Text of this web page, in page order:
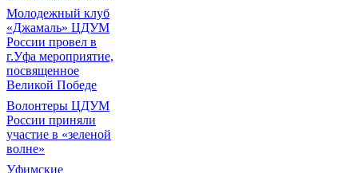
Молодежный клуб
«Джамаль» ЦДУМ
России провел в
г.Уфа мероприятие,
посвященное
Великой Победе
Волонтеры ЦДУМ
России приняли
участие в «зеленой
волне»
Уфимские